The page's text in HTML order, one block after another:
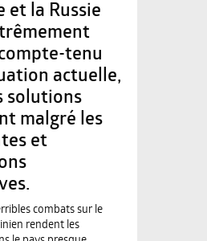
et la Russie
tenu
actuelle,
solutions
malgré les
et
combats sur le
rendent les